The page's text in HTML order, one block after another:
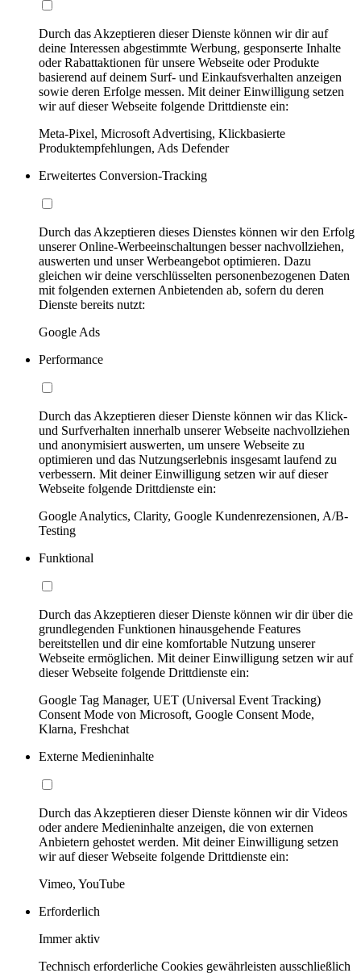
Durch das Akzeptieren dieser Dienste können wir dir auf
deine Interessen abgestimmte Werbung, gesponserte Inhalte
oder Rabattaktionen für unsere Webseite oder Produkte
basierend auf deinem Surf- und Einkaufsverhalten anzeigen
sowie deren Erfolge messen. Mit deiner Einwilligung setzen
wir auf dieser Webseite folgende Drittdienste ein:
Meta-Pixel, Microsoft Advertising, Klickbasierte
Produktempfehlungen, Ads Defender
Erweitertes Conversion-Tracking
Durch das Akzeptieren dieses Dienstes können wir den Erfolg
unserer Online-Werbeeinschaltungen besser nachvollziehen,
auswerten und unser Werbeangebot optimieren. Dazu
gleichen wir deine verschlüsselten personenbezogenen Daten
mit folgenden externen Anbietenden ab, sofern du deren
Dienste bereits nutzt:
Google Ads
Performance
Durch das Akzeptieren dieser Dienste können wir das Klick-
und Surfverhalten innerhalb unserer Webseite nachvollziehen
und anonymisiert auswerten, um unsere Webseite zu
optimieren und das Nutzungserlebnis insgesamt laufend zu
verbessern. Mit deiner Einwilligung setzen wir auf dieser
Webseite folgende Drittdienste ein:
Google Analytics, Clarity, Google Kundenrezensionen, A/B-
Testing
Funktional
Durch das Akzeptieren dieser Dienste können wir dir über die
grundlegenden Funktionen hinausgehende Features
bereitstellen und dir eine komfortable Nutzung unserer
Webseite ermöglichen. Mit deiner Einwilligung setzen wir auf
dieser Webseite folgende Drittdienste ein:
Google Tag Manager, UET (Universal Event Tracking)
Consent Mode von Microsoft, Google Consent Mode,
Klarna, Freshchat
Externe Medieninhalte
Durch das Akzeptieren dieser Dienste können wir dir Videos
oder andere Medieninhalte anzeigen, die von externen
Anbietern gehostet werden. Mit deiner Einwilligung setzen
wir auf dieser Webseite folgende Drittdienste ein:
Vimeo, YouTube
Erforderlich
Immer aktiv
Technisch erforderliche Cookies gewährleisten ausschließlich